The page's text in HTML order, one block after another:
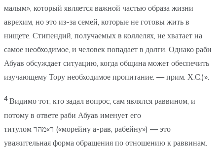
малым», который является важной частью образа жизни
аврехим, но это из-за семей, которые не готовы жить в
нищете. Стипендий, получаемых в коллелях, не хватает на
самое необходимое, и человек попадает в долги. Однако раби
Абуав обсуждает ситуацию, когда община может обеспечить
изучающему Тору необходимое пропитание. — прим. Х.С.)».
4Видимо тот, кто задал вопрос, сам являлся раввином, и
потому в ответе раби Абуав именует его
титулом ר»מהר («морейну а-рав, рабейну») — это
уважительная форма обращения по отношению к раввинам.